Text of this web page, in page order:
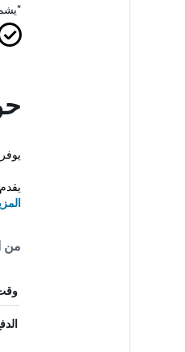
*
يقدم
من